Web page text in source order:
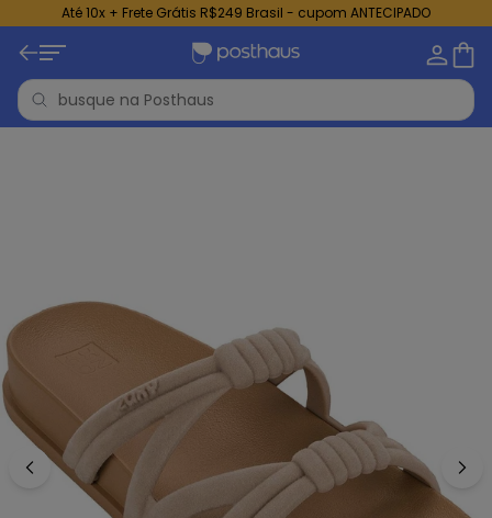
Até 10x + Frete Grátis R$249 Brasil - cupom ANTECIPADO